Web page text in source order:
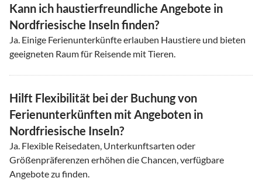
Kann ich haustierfreundliche Angebote in
Nordfriesische Inseln finden?
Ja. Einige Ferienunterkünfte erlauben Haustiere und bieten
geeigneten Raum für Reisende mit Tieren.
Hilft Flexibilität bei der Buchung von
Ferienunterkünften mit Angeboten in
Nordfriesische Inseln?
Ja. Flexible Reisedaten, Unterkunftsarten oder
Größenpräferenzen erhöhen die Chancen, verfügbare
Angebote zu finden.